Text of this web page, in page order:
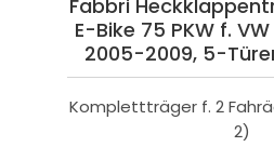
Fabbri
E-Bike 75 PKW f.
2005-2009, 5-
Komplettträger f. 2
2)